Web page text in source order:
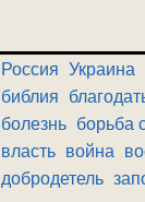
Россия Украина
библия
болезнь борьба
власть война
добродетель